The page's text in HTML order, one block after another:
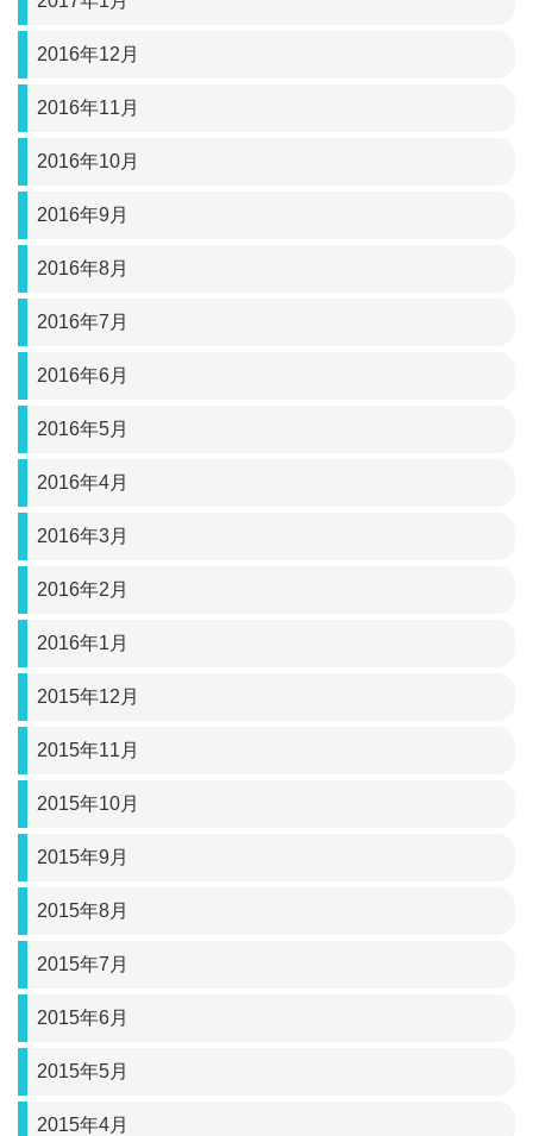
2016年12月
2016年11月
2016年10月
2016年9月
2016年8月
2016年7月
2016年6月
2016年5月
2016年4月
2016年3月
2016年2月
2016年1月
2015年12月
2015年11月
2015年10月
2015年9月
2015年8月
2015年7月
2015年6月
2015年5月
2015年4月